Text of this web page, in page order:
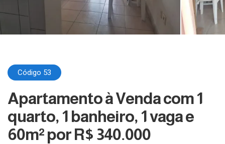
Código 53
Apartamento à Venda com 1
quarto, 1 banheiro, 1 vaga e
60m²por R$ 340.000